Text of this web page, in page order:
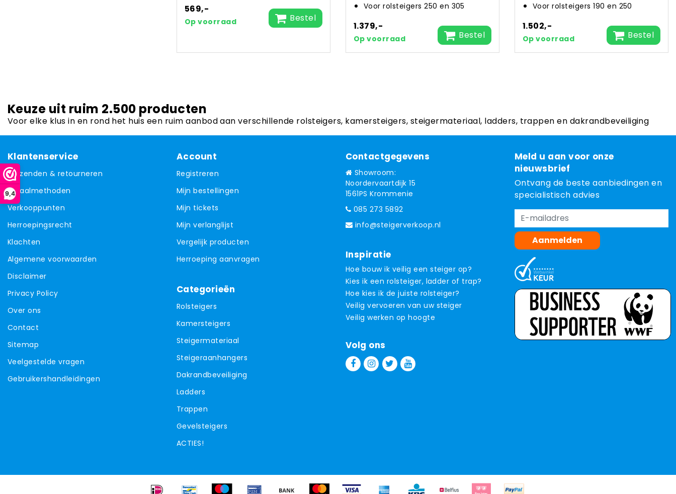
9,4
569,-
Op voorraad Bestel
Voor rolsteigers 250 en 305
1.379,-
Op voorraad Bestel
Voor rolsteigers 190 en 250
1.502,-
Op voorraad Bestel
Keuze uit ruim 2.500 producten
Voor elke klus in en rond het huis een ruim aanbod aan verschillende rolsteigers, kamersteigers, steigermateriaal, ladders, trappen en dakrandbeveiliging
Klantenservice
Verzenden & retourneren
Betaalmethoden
Verkooppunten
Herroepingsrecht
Klachten
Algemene voorwaarden
Disclaimer
Privacy Policy
Over ons
Contact
Sitemap
Veelgestelde vragen
Gebruikershandleidingen
Account
Registreren
Mijn bestellingen
Mijn tickets
Mijn verlanglijst
Vergelijk producten
Herroeping aanvragen
Categorieën
Rolsteigers
Kamersteigers
Steigermateriaal
Steigeraanhangers
Dakrandbeveiliging
Ladders
Trappen
Gevelsteigers
ACTIES!
Contactgegevens
Showroom:
Noordervaartdijk 15
1561PS Krommenie
085 273 5892
info@steigerverkoop.nl
Inspiratie
Hoe bouw ik veilig een steiger op?
Kies ik een rolsteiger, ladder of trap?
Hoe kies ik de juiste rolsteiger?
Veilig vervoeren van uw steiger
Veilig werken op hoogte
Volg ons
Meld u aan voor onze
nieuwsbrief
Ontvang de beste aanbiedingen en
specialistisch advies
Aanmelden